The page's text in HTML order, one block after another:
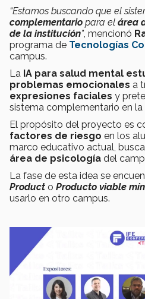
“Estamos buscando que el
complementario para el área
de la institución”, mencionó
programa de Tecnologías
campus.
La IA para salud mental
problemas emocionales a
expresiones faciales y
sistema complementario en la
El propósito del proyecto es
factores de riesgo en los
marco educativo actual,
área de psicología del
La fase de esta idea se
Product o Producto viable
usarlo en otro campus.